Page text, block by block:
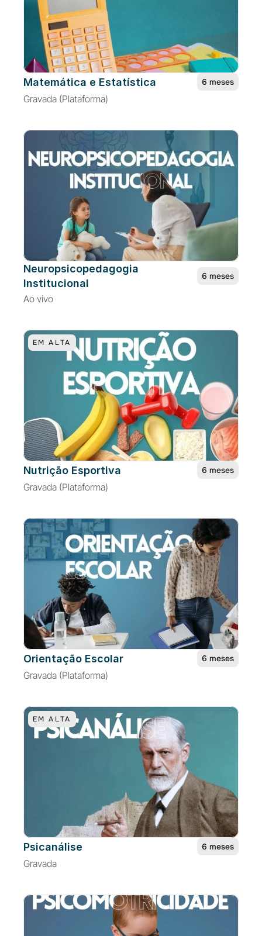
Matemática e Estatística 6 meses
Gravada (Plataforma)
Neuropsicopedagogia
Institucional
6 meses
Ao vivo
EM ALTA
Nutrição Esportiva 6 meses
Gravada (Plataforma)
Orientação Escolar 6 meses
Gravada (Plataforma)
EM ALTA
Psicanálise 6 meses
Gravada